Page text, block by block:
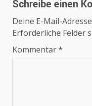
Schreibe einen
Deine E-Mail-
Erforderliche Felder
Kommentar*